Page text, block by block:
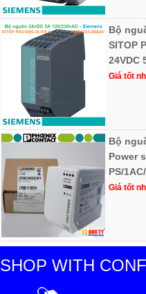
Bộ
SITOP
24VDC
Giá tốt
Bộ
Power
PS/
Giá tốt
SHOP WITH